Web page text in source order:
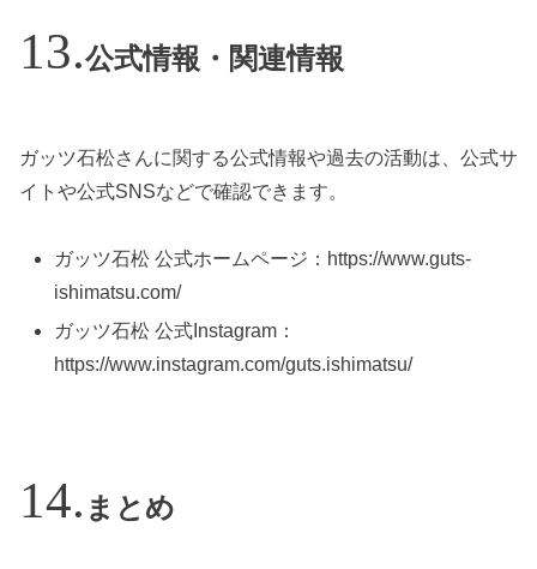
公式情報・関連情報
ガッツ石松さんに関する公式情報や過去の活動は、公式サ
イトや公式SNSなどで確認できます。
ガッツ石松 公式ホームページ：https://www.guts-
ishimatsu.com/
ガッツ石松 公式Instagram：
https://www.instagram.com/guts.ishimatsu/
まとめ